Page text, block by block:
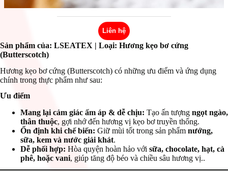
Liên hệ
Sản phẩm của: LSEATEX | Loại: Hương kẹo bơ cứng
(Butterscotch)
Hương kẹo bơ cứng (Butterscotch) có những ưu điểm và ứng dụng
chính trong thực phẩm như sau:
Ưu điểm
Mang lại cảm giác ấm áp & dễ chịu: Tạo ấn tượng ngọt ngào,
thân thuộc, gợi nhớ đến hương vị kẹo bơ truyền thống.
Ổn định khi chế biến: Giữ mùi tốt trong sản phẩm nướng,
sữa, kem và nước giải khát.
Dễ phối hợp: Hòa quyện hoàn hảo với sữa, chocolate, hạt, cà
phê, hoặc vani, giúp tăng độ béo và chiều sâu hương vị..